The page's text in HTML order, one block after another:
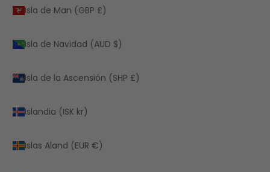
Isla de Man (GBP £)
Isla de Navidad (AUD $)
Isla de la Ascensión (SHP £)
Islandia (ISK kr)
Islas Aland (EUR €)